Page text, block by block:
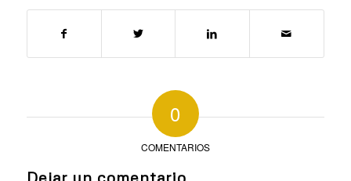
0
COMENTARIOS